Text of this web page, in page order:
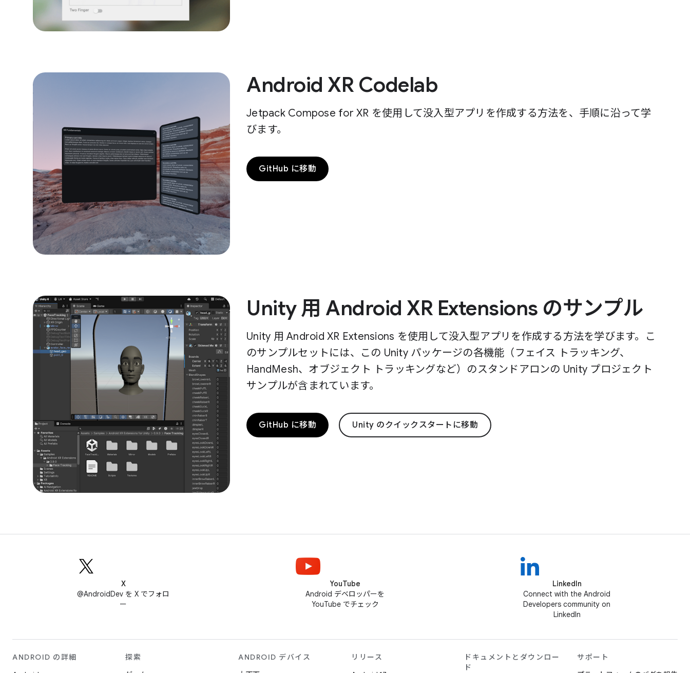
Android XR Codelab
Jetpack Compose for XR を使用して没入型アプリを作成する方法を、手順に沿って学
びます。
GitHub に移動
Unity 用 Android XR Extensions のサンプル
Unity 用 Android XR Extensions を使用して没入型アプリを作成する方法を学びます。こ
のサンプルセットには、この Unity パッケージの各機能（フェイス トラッキング、
HandMesh、オブジェクト トラッキングなど）のスタンドアロンの Unity プロジェクト
サンプルが含まれています。
GitHub に移動 Unity のクイックスタートに移動
X
@AndroidDev を X でフォロ
ー
YouTube
Android デベロッパーを
YouTube でチェック
LinkedIn
Connect with the Android
Developers community on
LinkedIn
ANDROID の詳細
探索
ANDROID デバイス
リリース
ドキュメントとダウンロー
ド
サポート